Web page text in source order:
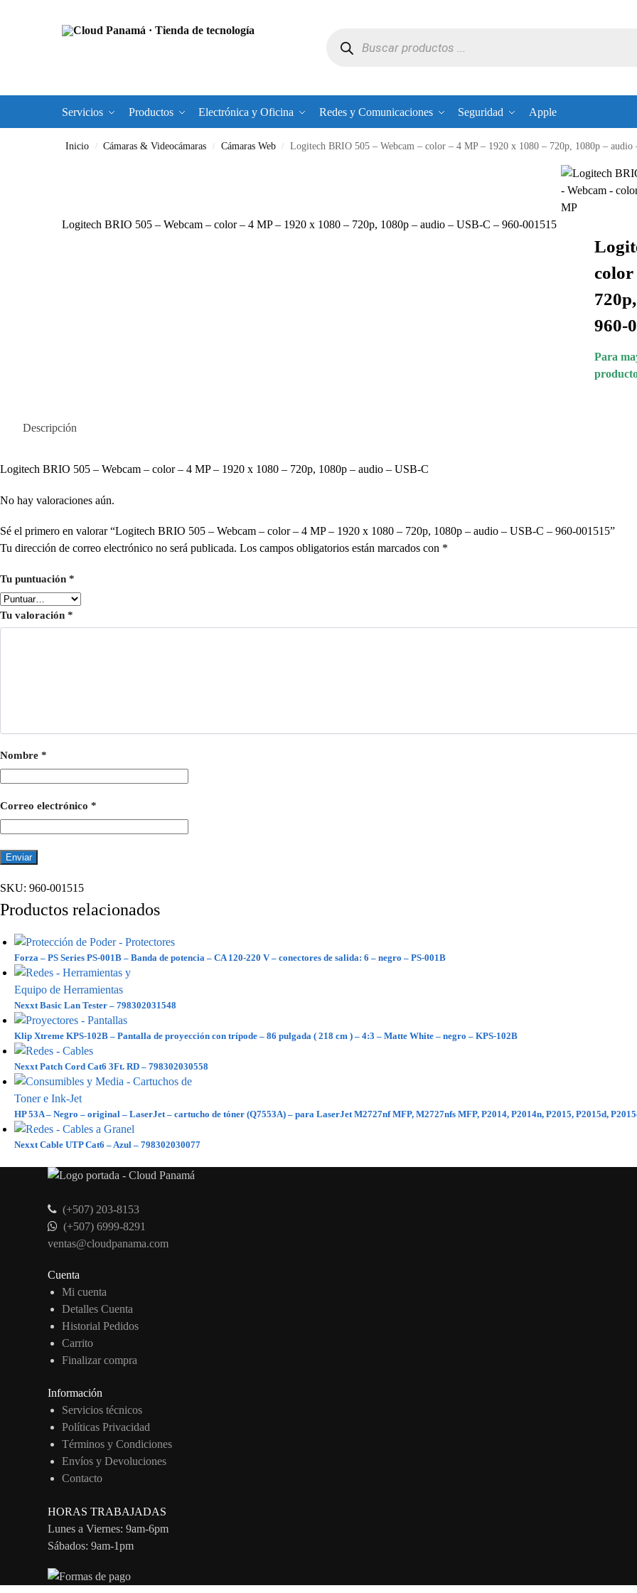
Servicios Productos Electrónica y Oficina Redes y Comunicaciones Seguridad Apple
Inicio / Cámaras & Videocámaras / Cámaras Web / Logitech BRIO 505 – Webcam – color – 4 MP – 1920 x 1080 – 720p, 1080p – audio
Logitech BRIO 505 – Webcam – color – 4 MP – 1920 x 1080 – 720p, 1080p – audio – USB-C – 960-001515
color
960-
Para
Descripción
Logitech BRIO 505 – Webcam – color – 4 MP – 1920 x 1080 – 720p, 1080p – audio – USB-C
No hay valoraciones aún.
Sé el primero en valorar “Logitech BRIO 505 – Webcam – color – 4 MP – 1920 x 1080 – 720p, 1080p – audio – USB-C – 960-001515”
Tu dirección de correo electrónico no será publicada. Los campos obligatorios están marcados con *
Tu puntuación *
Tu valoración *
Nombre *
Correo electrónico *
SKU: 960-001515
Productos relacionados
Forza – PS Series PS-001B – Banda de potencia – CA 120-220 V – conectores de salida: 6 – negro – PS-001B
Nexxt Basic Lan Tester – 798302031548
Klip Xtreme KPS-102B – Pantalla de proyección con trípode – 86 pulgada ( 218 cm ) – 4:3 – Matte White – negro – KPS-102B
Nexxt Patch Cord Cat6 3Ft. RD – 798302030558
HP 53A – Negro – original – LaserJet – cartucho de tóner (Q7553A) – para LaserJet M2727nf MFP, M2727nfs MFP, P2014, P2014n, P2015, P2015d,
Nexxt Cable UTP Cat6 – Azul – 798302030077
(+507) 203-8153
(+507) 6999-8291
ventas@cloudpanama.com
Cuenta
Mi cuenta
Detalles Cuenta
Historial Pedidos
Carrito
Finalizar compra
Información
Servicios técnicos
Políticas Privacidad
Términos y Condiciones
Envíos y Devoluciones
Contacto
HORAS TRABAJADAS
Lunes a Viernes: 9am-6pm
Sábados: 9am-1pm